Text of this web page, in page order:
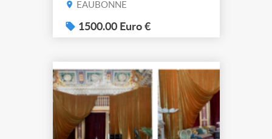
system – seven colour
LEDs providing the
in any LED fixture
Incandescent-quality light
with low power
consumption The
permanence of a 50,000-
hour...
EAUBONNE
1500.00 Euro €